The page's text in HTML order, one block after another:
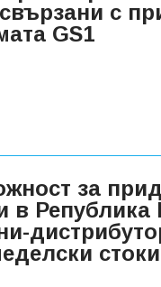
с
GS1
за
в
стоки